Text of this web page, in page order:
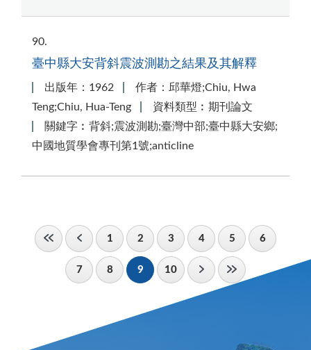
90
臺中縣大安背斜震波測勘之結果及其解釋
出版年：1962
作者：邱華燈;Chiu, Hwa
Teng;Chiu, Hua-Teng
資料類型︰期刊論文
關鍵字︰背斜;震波測勘;臺灣中部;臺中縣大安鄉;
中國地質學會專刊第1號;anticline
1 2 3 4 5 6
7 8 9 10